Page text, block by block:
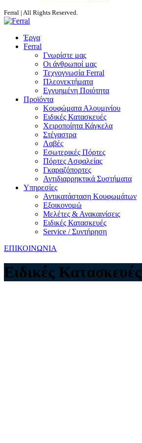
Ferral | All Rights Reserved.
Έργα
Ferral
Γνωρίστε μας
Οι άνθρωποί μας
Τεχνογνωσία Ferral
Πλεονεκτήματα
Εγγυημένη Ποιότητα
Προϊόντα
Κουφώματα Αλουμινίου
Ειδικές Κατασκευές
Χειροποίητα Κάγκελα
Στέγαστρα
Λαβές
Εσωτερικές Πόρτες
Πόρτες Ασφαλείας
Γκαραζόπορτες
Αντιδιαρρηκτικά Συστήματα
Υπηρεσίες
Αντικατάσταση Κουφωμάτων
Εξοικονομώ
Μελέτες & Ανακαινίσεις
Ειδικές Κατασκευές
Service / Συντήρηση
ΕΠΙΚΟΙΝΩΝΙΑ
Ειδικές Κατασκευές